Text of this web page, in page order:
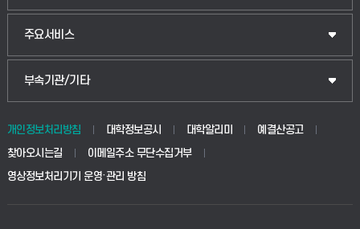
생명공학부
산업대학원
공공정책대학원
교육대학원
주요서비스
입학안내
웹메일
학사시스템(전문학사 및 전공심화)
부속기관/기타
중앙도서관
학생생활관(안성)
개인정보처리방침 대학정보공시 대학알리미
예결산공고
찾아오시는길
이메일주소 무단수집거부
영상정보처리기기 운영·관리 방침